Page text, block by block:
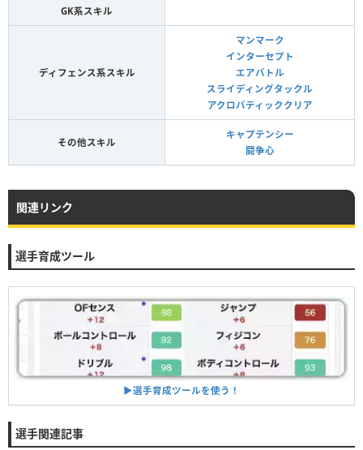
GK系スキル
ディフェンス系スキル
マンマーク
インターセプト
エアバトル
スライディングタックル
アクロバティッククリア
その他スキル
キャプテンシー
闘争心
関連リンク
選手育成ツール
▶︎選手育成ツールを使う！
選手関連記事